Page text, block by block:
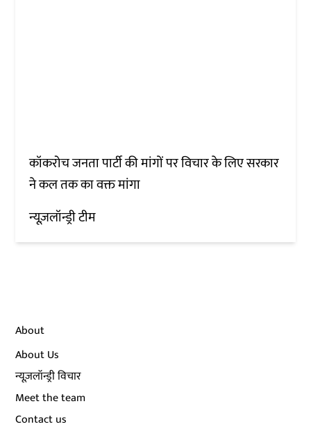
कॉकरोच जनता पार्टी की मांगों पर विचार के लिए सरकार
ने कल तक का वक्त मांगा
न्यूज़लॉन्ड्री टीम
About
About Us
न्यूज़लॉन्ड्री विचार
Meet the team
Contact us